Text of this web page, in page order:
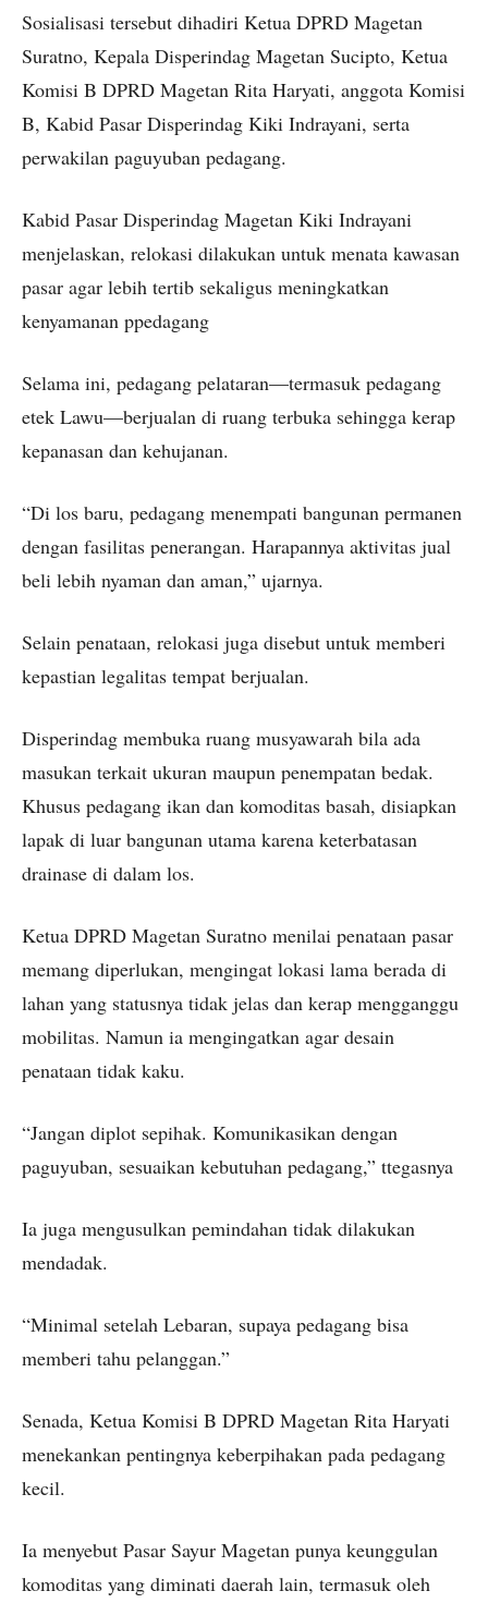
Sosialisasi tersebut dihadiri Ketua DPRD Magetan
Suratno, Kepala Disperindag Magetan Sucipto, Ketua
Komisi B DPRD Magetan Rita Haryati, anggota Komisi
B, Kabid Pasar Disperindag Kiki Indrayani, serta
perwakilan paguyuban pedagang.
Kabid Pasar Disperindag Magetan Kiki Indrayani
menjelaskan, relokasi dilakukan untuk menata kawasan
pasar agar lebih tertib sekaligus meningkatkan
kenyamanan ppedagang
Selama ini, pedagang pelataran—termasuk pedagang
etek Lawu—berjualan di ruang terbuka sehingga kerap
kepanasan dan kehujanan.
“Di los baru, pedagang menempati bangunan permanen
dengan fasilitas penerangan. Harapannya aktivitas jual
beli lebih nyaman dan aman,” ujarnya.
Selain penataan, relokasi juga disebut untuk memberi
kepastian legalitas tempat berjualan.
Disperindag membuka ruang musyawarah bila ada
masukan terkait ukuran maupun penempatan bedak.
Khusus pedagang ikan dan komoditas basah, disiapkan
lapak di luar bangunan utama karena keterbatasan
drainase di dalam los.
Ketua DPRD Magetan Suratno menilai penataan pasar
memang diperlukan, mengingat lokasi lama berada di
lahan yang statusnya tidak jelas dan kerap mengganggu
mobilitas. Namun ia mengingatkan agar desain
penataan tidak kaku.
“Jangan diplot sepihak. Komunikasikan dengan
paguyuban, sesuaikan kebutuhan pedagang,” ttegasnya
Ia juga mengusulkan pemindahan tidak dilakukan
mendadak.
“Minimal setelah Lebaran, supaya pedagang bisa
memberi tahu pelanggan.”
Senada, Ketua Komisi B DPRD Magetan Rita Haryati
menekankan pentingnya keberpihakan pada pedagang
kecil.
Ia menyebut Pasar Sayur Magetan punya keunggulan
komoditas yang diminati daerah lain, termasuk oleh